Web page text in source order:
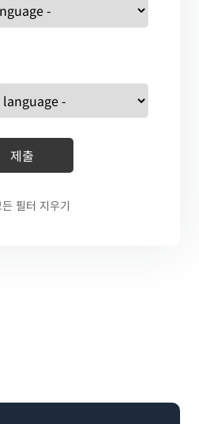
든 필터 지우기